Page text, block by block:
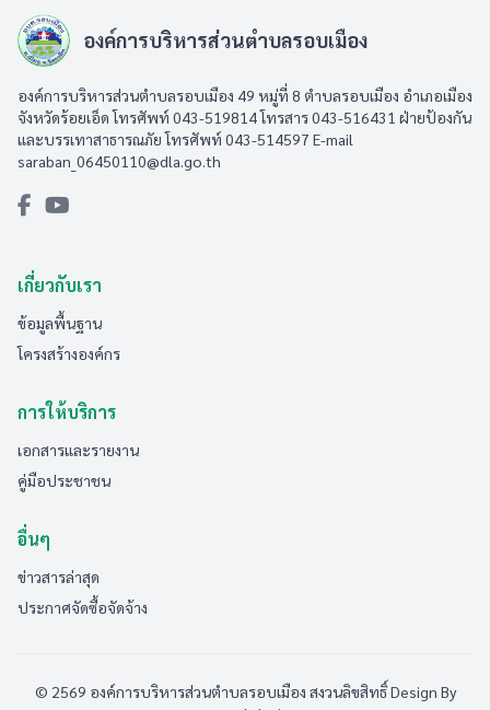
องค์การบริหารส่วนตำบลรอบเมือง
องค์การบริหารส่วนตำบลรอบเมือง 49 หมู่ที่ 8 ตำบลรอบเมือง อำเภอเมือง
จังหวัดร้อยเอ็ด โทรศัพท์ 043-519814 โทรสาร 043-516431​ ฝ่ายป้องกัน
และบรรเทาสาธารณภัย โทรศัพท์ 043-514597 E-mail
saraban_06450110@dla.go.th
เกี่ยวกับเรา
ข้อมูลพื้นฐาน
โครงสร้างองค์กร
การให้บริการ
เอกสารและรายงาน
คู่มือประชาชน
อื่นๆ
ข่าวสารล่าสุด
ประกาศจัดซื้อจัดจ้าง
© 2569 องค์การบริหารส่วนตำบลรอบเมือง สงวนลิขสิทธิ์Design By